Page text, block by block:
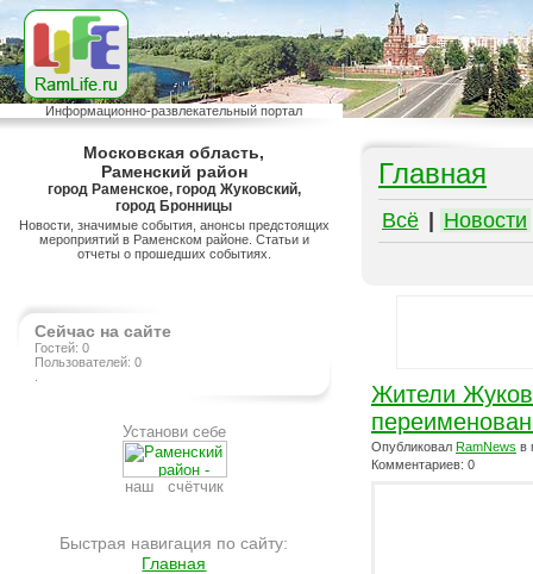
Информационно-развлекательный портал
Московская область,
Раменский район
город Раменское, город Жуковский,
город Бронницы
Новости, значимые события, анонсы предстоящих
мероприятий в Раменском районе. Статьи и
отчеты о прошедших событиях.
Сейчас на сайте
Гостей: 0
Пользователей: 0
Установи себе
наш счётчик
Быстрая навигация по сайту:
Главная
Главная
Всё Новости
Жители
Опубликовал RamNews в
Комментариев: 0